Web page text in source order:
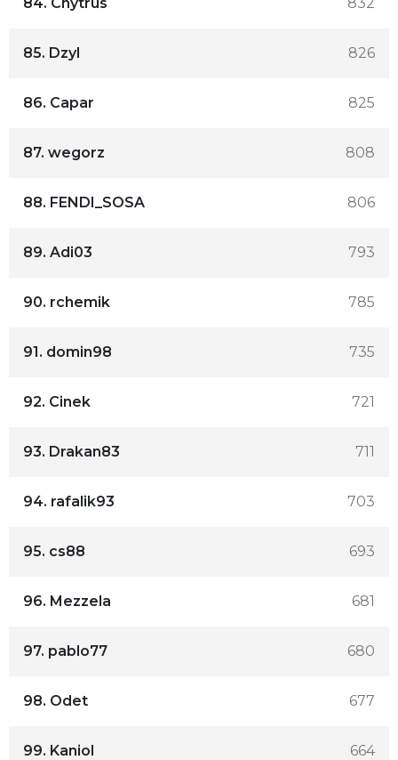
85. Dzyl 826
86. Capar 825
87. wegorz 808
88. FENDI_SOSA 806
89. Adi03 793
90. rchemik 785
91. domin98 735
92. Cinek 721
93. Drakan83 711
94. rafalik93 703
95. cs88 693
96. Mezzela 681
97. pablo77 680
98. Odet 677
99. Kaniol 664